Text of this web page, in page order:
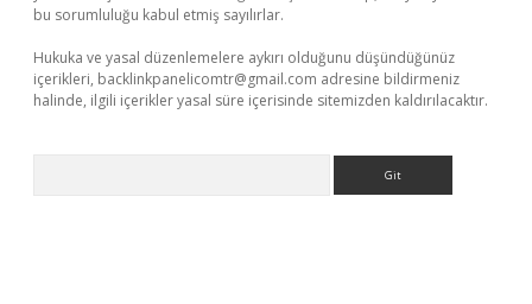
bu sorumluluğu kabul etmiş sayılırlar.
Hukuka ve yasal düzenlemelere aykırı olduğunu düşündüğünüz
içerikleri, backlinkpanelicomtr@gmail.com adresine bildirmeniz
halinde, ilgili içerikler yasal süre içerisinde sitemizden kaldırılacaktır.